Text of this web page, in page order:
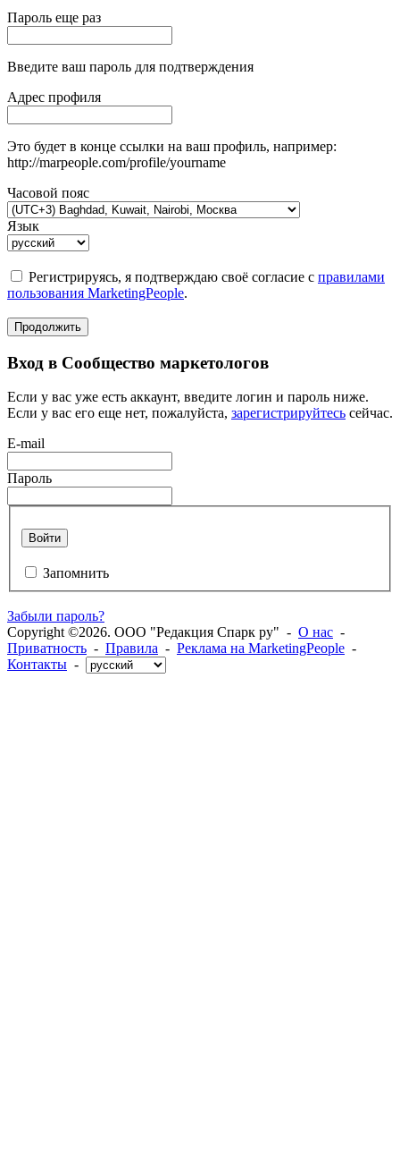
Пароль еще раз
Введите ваш пароль для подтверждения
Адрес профиля
Это будет в конце ссылки на ваш профиль, например:
http://marpeople.com/profile/yourname
Часовой пояс
Язык
Регистрируясь, я подтверждаю своё согласие с правилами
пользования MarketingPeople.
Продолжить
Вход в Сообщество маркетологов
Если у вас уже есть аккаунт, введите логин и пароль ниже.
Если у вас его еще нет, пожалуйста, зарегистрируйтесь сейчас.
E-mail
Пароль
Войти
Запомнить
Забыли пароль?
Copyright ©2026. ООО "Редакция Спарк ру" - О нас -
Приватность - Правила - Реклама на MarketingPeople -
Контакты -